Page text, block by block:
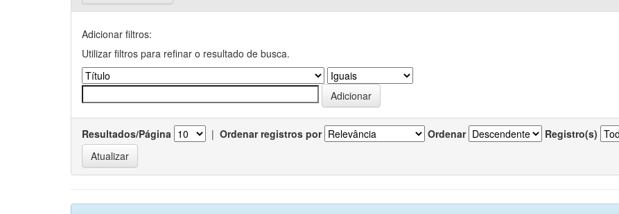
Adicionar filtros:
Utilizar filtros para refinar o resultado de busca.
Resultados/Página | Ordenar registros por Ordenar Registro(s)